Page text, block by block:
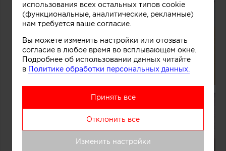
использования всех остальных типов cookie
(функциональные, аналитические, рекламные)
нам требуется ваше согласие.
Вы можете изменить настройки или отозвать
согласие в любое время во всплывающем окне.
Подробнее об использовании данных читайте
в Политике обработки персональных данных.
Принять все
Отклонить все
Изменить настройки